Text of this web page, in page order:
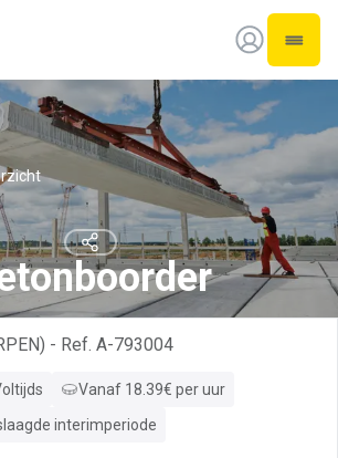
Open
- Ref. A-793004
Vanaf 18.39€ peruur
interimperiode